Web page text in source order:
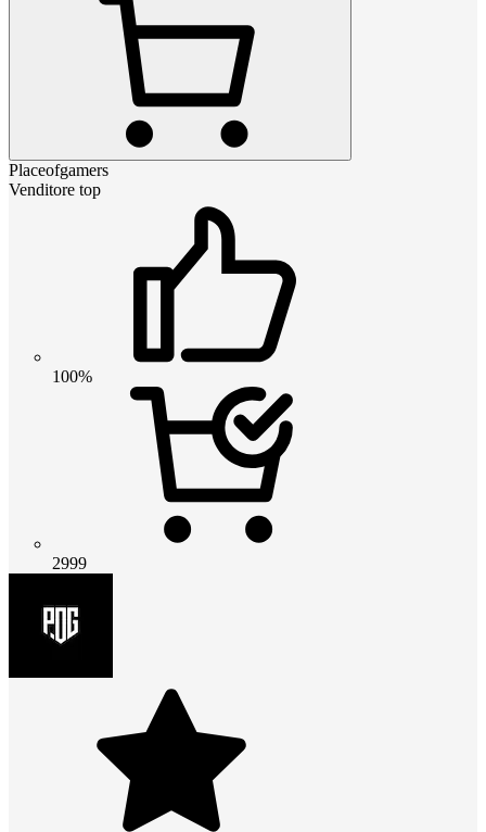
Placeofgamers
Venditore top
100%
2999